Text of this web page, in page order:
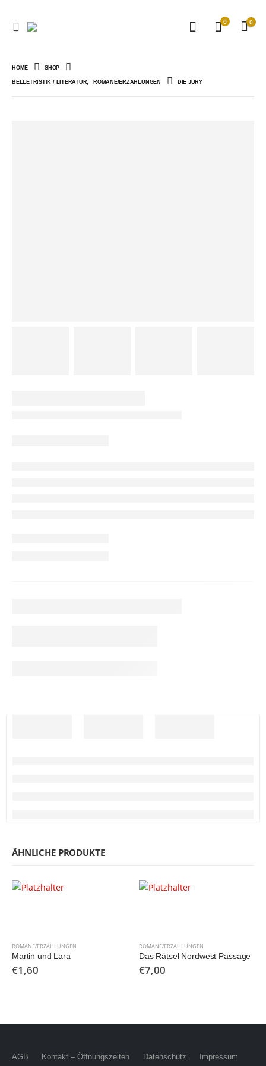
0 0
HOME SHOP
BELLETRISTIK / LITERATUR, ROMANE/ERZÄHLUNGEN DIE JURY
ÄHNLICHE PRODUKTE
ROMANE/ERZÄHLUNGEN
Martin und Lara
€1,60
ROMANE/ERZÄHLUNGEN
Das Rätsel Nordwest Passage
€7,00
AGB Kontakt – Öffnungszeiten Datenschutz
Impressum